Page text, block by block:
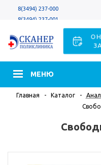
8(3494) 237-000
8(3494) 237-001
МЕНЮ
Главная - Каталог -